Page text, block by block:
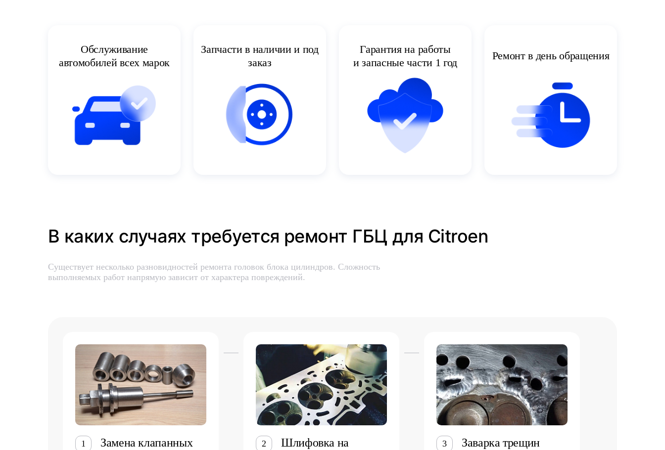
Обслуживание
автомобилей всех марок
Запчасти в наличии и под
заказ
Гарантия на работы
и запасные части 1 год
Ремонт в день обращения
В каких случаях требуется ремонт ГБЦ для Citroen
Существует несколько разновидностей ремонта головок блока цилиндров. Сложность
выполняемых работ напрямую зависит от характера повреждений.
1
Замена клапанных
2
Шлифовка на
3 Заварка трещин